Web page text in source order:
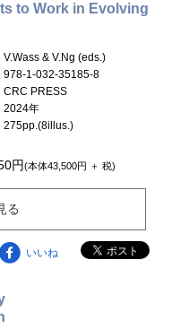
to Work in Evolving
V.Wass & V.Ng (eds.)
978-1-032-35185-8
CRC PRESS
2024年
275pp.(8illus.)
円(本体43,500円 ＋ 税)
る
いいね